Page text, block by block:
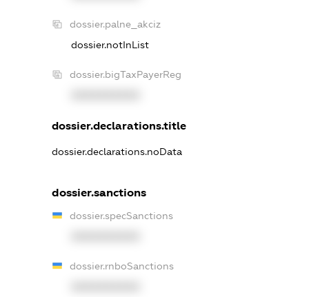
dossier.palne_akciz
dossier.notInList
dossier.bigTaxPayerReg
dossier.declarations.title
dossier.declarations.noData
dossier.sanctions
dossier.specSanctions
dossier.rnboSanctions